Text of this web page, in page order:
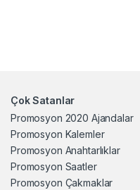
Çok Satanlar
Promosyon 2020 Ajandalar
Promosyon Kalemler
Promosyon Anahtarlıklar
Promosyon Saatler
Promosyon Çakmaklar